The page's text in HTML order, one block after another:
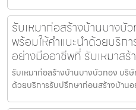
รับเหมาก่อสร้างบ้านบาง
พร้อมให้คำแนะนำด้วยบริก
อย่างมืออาชีพที่ รับเหมาส
รับเหมาก่อสร้างบ้านบางบัวทอง บริ
ด้วยบริการรับปรึกษาก่อนสร้างบ้าน